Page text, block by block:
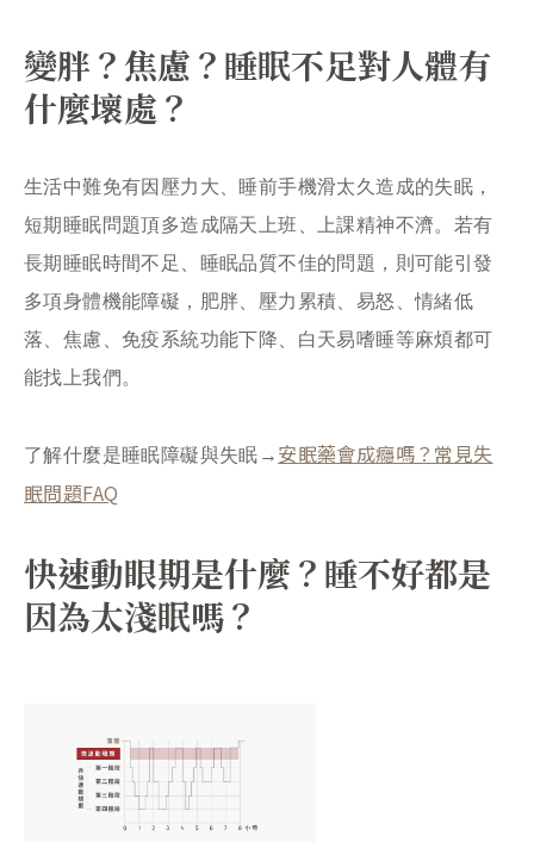
變胖？焦慮？睡眠不足對人體有
什麼壞處？
生活中難免有因壓力大、睡前手機滑太久造成的失眠，
短期睡眠問題頂多造成隔天上班、上課精神不濟。若有
長期睡眠時間不足、睡眠品質不佳的問題，則可能引發
多項身體機能障礙，肥胖、壓力累積、易怒、情緒低
落、焦慮、免疫系統功能下降、白天易嗜睡等麻煩都可
能找上我們。
了解什麼是睡眠障礙與失眠→安眠藥會成癮嗎？常見失
眠問題FAQ
快速動眼期是什麼？睡不好都是
因為太淺眠嗎？